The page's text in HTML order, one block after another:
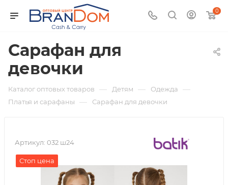
0
Сарафан для
девочки
Каталог оптовых товаров — Детям — Одежда —
Платья и сарафаны — Сарафан для девочки
Артикул: 032 ш24
Стоп цена